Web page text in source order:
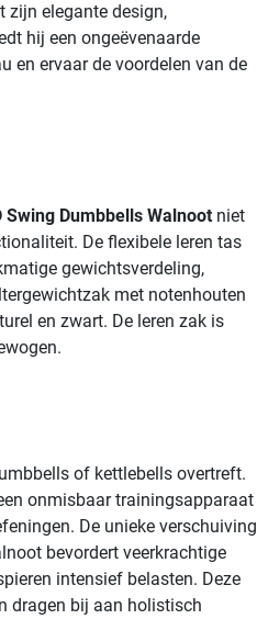
zijn elegante design,
hij een ongeëvenaarde
en ervaar de voordelen van de
Swing Dumbbells Walnootniet
De flexibele leren tas
gewichtsverdeling,
met notenhouten
en zwart. De leren zak is
of kettlebells overtreft.
onmisbaar trainingsapparaat
De unieke verschuiving
bevordert veerkrachtige
intensief belasten. Deze
dragen bij aan holistisch